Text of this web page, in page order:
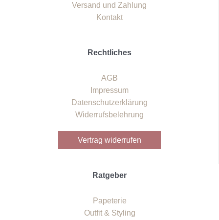
Versand und Zahlung
Kontakt
Rechtliches
AGB
Impressum
Datenschutzerklärung
Widerrufsbelehrung
Vertrag widerrufen
Ratgeber
Papeterie
Outfit & Styling